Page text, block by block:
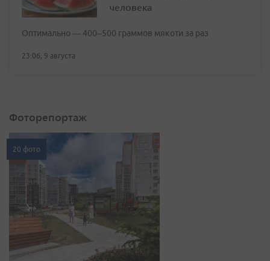
человека
Оптимально — 400–500 граммов мякоти за раз
23:06, 9 августа
Фоторепортаж
20 фото